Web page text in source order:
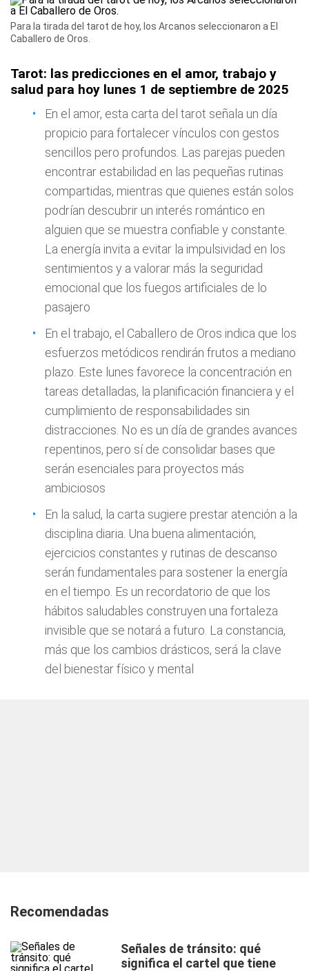
Para la tirada del tarot de hoy, los Arcanos seleccionaron a El
Caballero de Oros.
Tarot: las predicciones en el amor, trabajo y
salud para hoy lunes 1 de septiembre de 2025
En el amor, esta carta del tarot señala un día
propicio para fortalecer vínculos con gestos
sencillos pero profundos. Las parejas pueden
encontrar estabilidad en las pequeñas rutinas
compartidas, mientras que quienes están solos
podrían descubrir un interés romántico en
alguien que se muestra confiable y constante.
La energía invita a evitar la impulsividad en los
sentimientos y a valorar más la seguridad
emocional que los fuegos artificiales de lo
pasajero
En el trabajo, el Caballero de Oros indica que los
esfuerzos metódicos rendirán frutos a mediano
plazo. Este lunes favorece la concentración en
tareas detalladas, la planificación financiera y el
cumplimiento de responsabilidades sin
distracciones. No es un día de grandes avances
repentinos, pero sí de consolidar bases que
serán esenciales para proyectos más
ambiciosos
En la salud, la carta sugiere prestar atención a la
disciplina diaria. Una buena alimentación,
ejercicios constantes y rutinas de descanso
serán fundamentales para sostener la energía
en el tiempo. Es un recordatorio de que los
hábitos saludables construyen una fortaleza
invisible que se notará a futuro. La constancia,
más que los cambios drásticos, será la clave
del bienestar físico y mental
Recomendadas
Señales de tránsito: qué
significa el cartel que tiene